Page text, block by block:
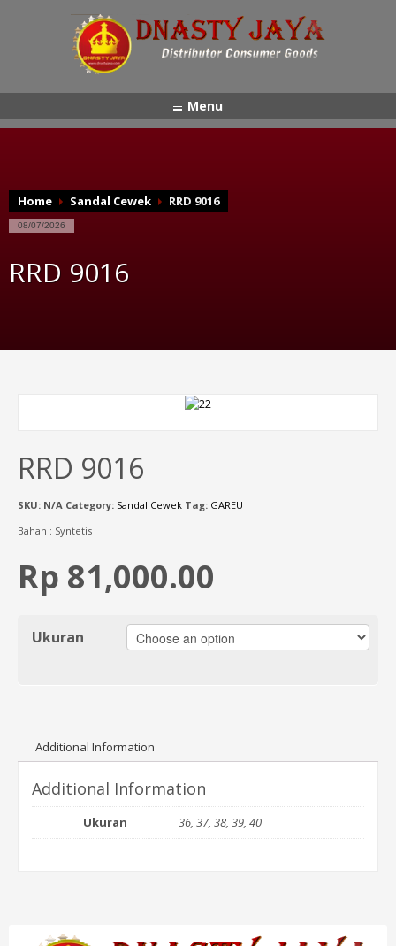
Menu
Home Sandal Cewek RRD 9016
08/07/2026
RRD 9016
RRD 9016
SKU: N/A Category: Sandal Cewek Tag: GAREU
Bahan : Syntetis
Rp 81,000.00
Ukuran
Additional Information
Additional Information
Ukuran 36, 37, 38, 39, 40